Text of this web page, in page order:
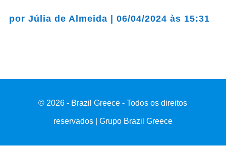
por Júlia de Almeida | 06/04/2024 às 15:31
© 2026 - Brazil Greece - Todos os direitos
reservados | Grupo Brazil Greece